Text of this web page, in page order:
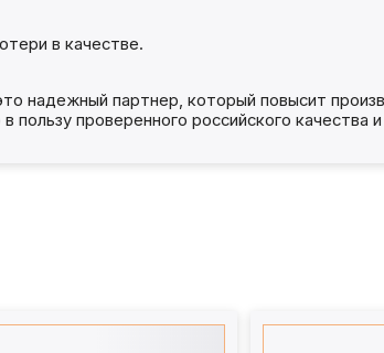
в качестве.
надежный партнер, который повысит
проверенного российского качества